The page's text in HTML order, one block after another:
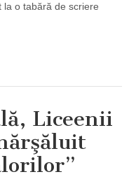
la o tabără de scriere
Liceenii